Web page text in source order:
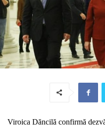
Viroica Dăncilă confirmă